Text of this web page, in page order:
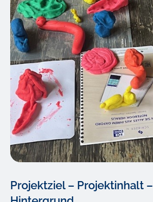
Projektziel – Projektinhalt –